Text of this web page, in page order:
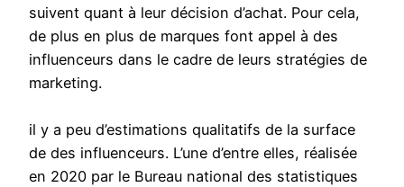
suivent quant à leur décision d’achat. Pour cela,
de plus en plus de marques font appel à des
influenceurs dans le cadre de leurs stratégies de
marketing.
il y a peu d’estimations qualitatifs de la surface
de des influenceurs. L’une d’entre elles, réalisée
en 2020 par le Bureau national des statistiques